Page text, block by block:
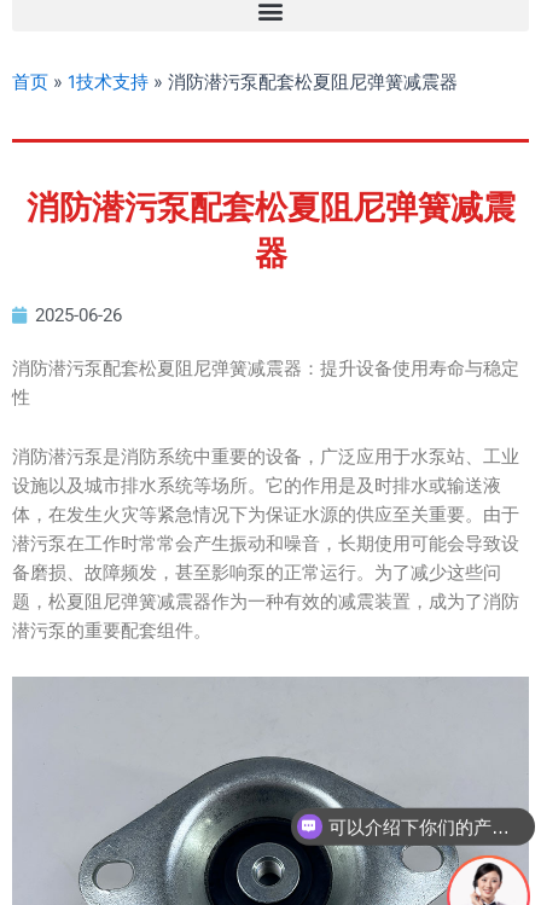
首页 » 1技术支持 » 消防潜污泵配套松夏阻尼弹簧减震器
消防潜污泵配套松夏阻尼弹簧减震
器
2025-06-26
消防潜污泵配套松夏阻尼弹簧减震器：提升设备使用寿命与稳定
性
消防潜污泵是消防系统中重要的设备，广泛应用于水泵站、工业
设施以及城市排水系统等场所。它的作用是及时排水或输送液
体，在发生火灾等紧急情况下为保证水源的供应至关重要。由于
潜污泵在工作时常常会产生振动和噪音，长期使用可能会导致设
备磨损、故障频发，甚至影响泵的正常运行。为了减少这些问
题，松夏阻尼弹簧减震器作为一种有效的减震装置，成为了消防
潜污泵的重要配套组件。
可以介绍下你们的产品么？